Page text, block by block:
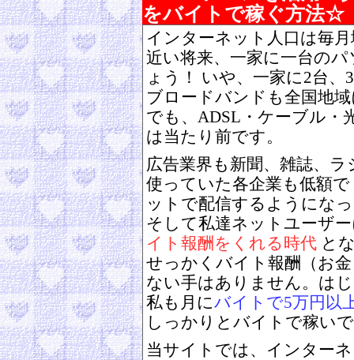
をバイトで稼ぐ方法☆
インターネット人口は毎
近い将来、一家に一台の
ょう！ いや、一家に2台
ブロードバンドも全国地
でも、ADSL・ケーブル・
は当たり前です。
広告業界も新聞、雑誌、
使っていた各企業も低額
ットで配信するようにな
そして私達ネットユーザ
イト報酬をくれる時代 と
せっかくバイト報酬（お
ない手はありません。は
私も月にバイトで5万円以
しっかりとバイトで稼い
当サイトでは、インター